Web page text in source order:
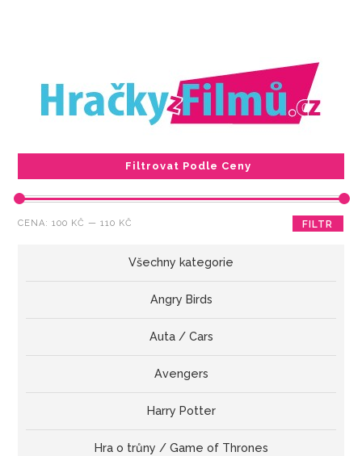
Filtrovat Podle Ceny
Minimální
Maximální
FILTR
CENA:100 KČ —110 KČ
Všechny kategorie
Angry Birds
Auta / Cars
Avengers
Harry Potter
Hra o trůny / Game of Thrones